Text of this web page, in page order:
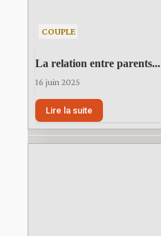
COUPLE
La relation entre parents...
16 juin 2025
Lire la suite